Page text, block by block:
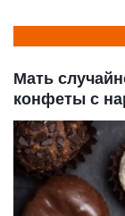
Мать
конфеты с